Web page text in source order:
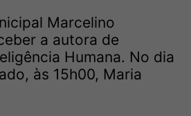
Marcelino
a autora de
Humana. No dia
às 15h00, Maria